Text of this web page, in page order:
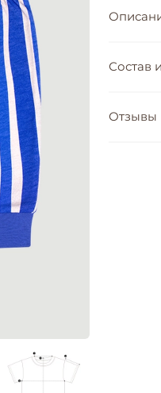
Состав
Отзывы